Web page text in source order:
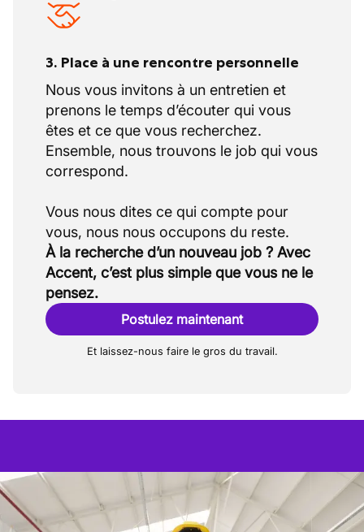
3. Place à une rencontre personnelle
Nous vous invitons à un entretien et
prenons le temps d’écouter qui vous
êtes et ce que vous recherchez.
Ensemble, nous trouvons le job qui vous
correspond.
Vous nous dites ce qui compte pour
À la recherche d’un nouveau job ? Avec
Accent, c’est plus simple que vous ne le
pensez.
Postulez maintenant
Et laissez-nous faire le gros du travail.